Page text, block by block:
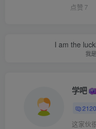
点赞 7
I am the
我
学吧
2120
这家伙